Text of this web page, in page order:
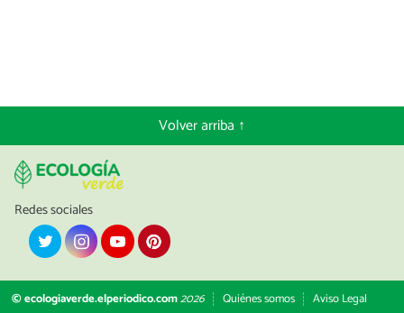
Volver arriba ↑
Redes sociales
© ecologiaverde.elperiodico.com2026 Quiénes somos
Aviso Legal